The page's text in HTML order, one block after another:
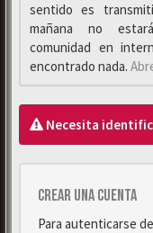
sentido es
mañana no
comunidad en
encontrado nada.
Necesita
Crear una cuenta
Para autenticarse